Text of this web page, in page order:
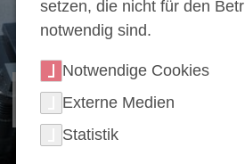
LOHNFERTIGUNG
setzen, die nicht für den
notwendig sind.
Notwendige Cookies
Externe Medien
Statistik